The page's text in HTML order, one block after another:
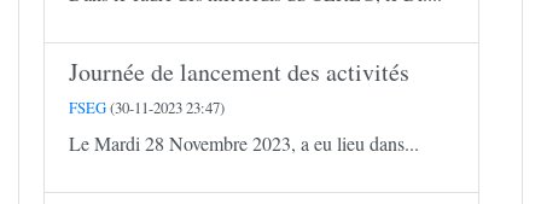
Journée de lancement des activités
FSEG(30-11-2023 23:47)
Le Mardi 28 Novembre 2023, a eu lieu dans...